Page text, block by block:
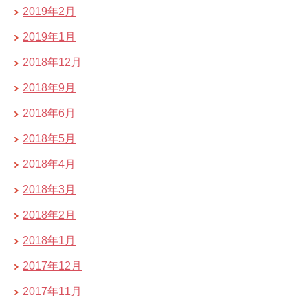
2019年2月
2019年1月
2018年12月
2018年9月
2018年6月
2018年5月
2018年4月
2018年3月
2018年2月
2018年1月
2017年12月
2017年11月